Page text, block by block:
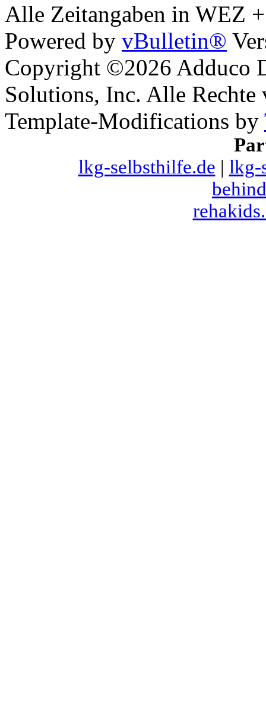
Alle Zeitangaben in WEZ
Powered by vBulletin®
Copyright ©2026 Adduco
Solutions, Inc. Alle Rechte
Template-Modifications by
lkg-selbsthilfe.de | lkg-